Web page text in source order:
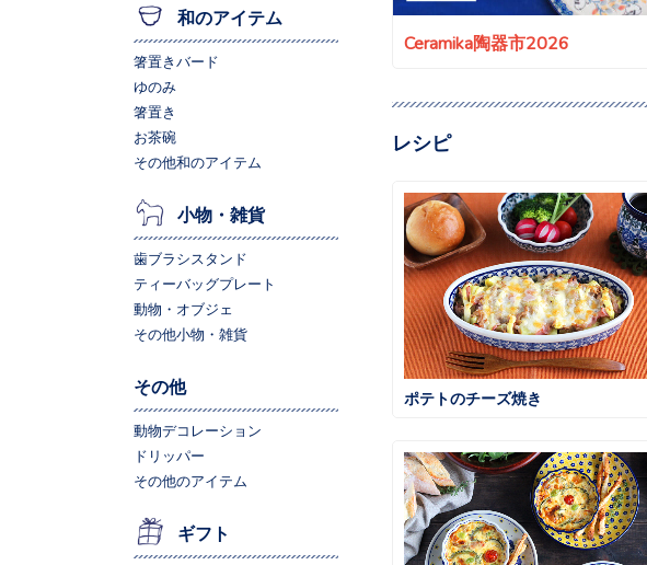
Ceramika陶器市2026
レシピ
ポテトのチーズ焼き
和のアイテム
箸置きバード
ゆのみ
箸置き
お茶碗
その他和のアイテム
小物・雑貨
歯ブラシスタンド
ティーバッグプレート
動物・オブジェ
その他小物・雑貨
その他
動物デコレーション
ドリッパー
その他のアイテム
ギフト